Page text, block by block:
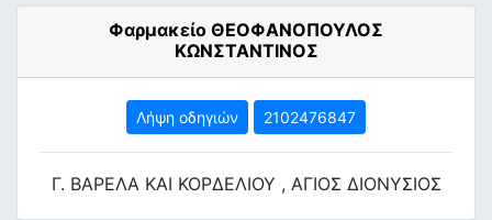
Φαρμακείο ΘΕΟΦΑΝΟΠΟΥΛΟΣ
ΚΩΝΣΤΑΝΤΙΝΟΣ
Λήψη οδηγιών 2102476847
Γ. ΒΑΡΕΛΑ ΚΑΙ ΚΟΡΔΕΛΙΟΥ , ΑΓΙΟΣ ΔΙΟΝΥΣΙΟΣ